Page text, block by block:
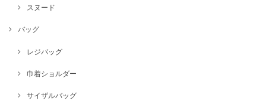
スヌード
バッグ
レジバッグ
巾着ショルダー
サイザルバッグ